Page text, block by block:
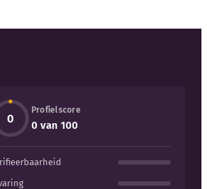
0
Profielscore
0 van 100